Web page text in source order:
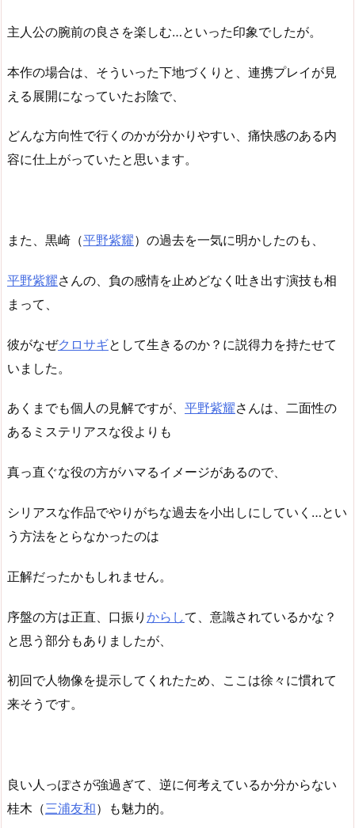
主人公の腕前の良さを楽しむ…といった印象でしたが。
本作の場合は、そういった下地づくりと、連携プレイが見
える展開になっていたお陰で、
どんな方向性で行くのかが分かりやすい、痛快感のある内
容に仕上がっていたと思います。
また、黒崎（平野紫耀）の過去を一気に明かしたのも、
平野紫耀さんの、負の感情を止めどなく吐き出す演技も相
まって、
彼がなぜクロサギとして生きるのか？に説得力を持たせて
いました。
あくまでも個人の見解ですが、 平野紫耀さんは、二面性の
あるミステリアスな役よりも
真っ直ぐな役の方がハマるイメージがあるので、
シリアスな作品でやりがちな過去を小出しにしていく…とい
う方法をとらなかったのは
正解だったかもしれません。
序盤の方は正直、口振り からして、意識されているかな？
と思う部分もありましたが、
初回で人物像を提示してくれたため、ここは徐々に慣れて
来そうです。
良い人っぽさが強過ぎて、逆に何考えているか分からない
桂木（三浦友和）も魅力的。